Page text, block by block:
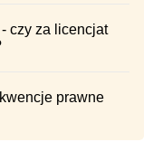
czy za licencjat
prawne